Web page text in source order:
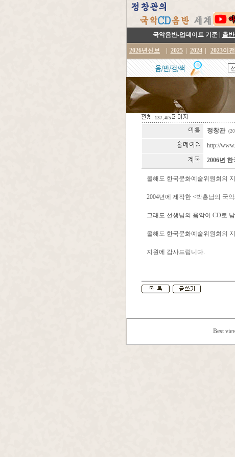
국악음반-업데이트 기준 | 출
2026년신보 2025 2024 2023이전
: 137, 4/5
정창관
http://
2006년
올해도 한국문화예술위원회의
2004년에 제작한 <박홍남의 국
그래도 선생님의 음악이 CD로
올해도 한국문화예술위원회의
지원에 감사드립니다.
Best